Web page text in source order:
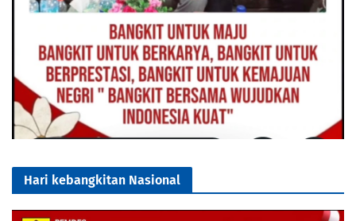
Hari kebangkitan Nasional